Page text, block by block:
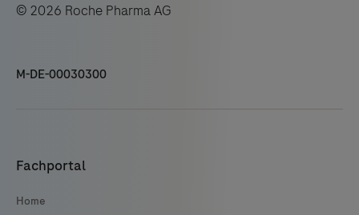
© 2026 Roche Pharma AG
M-DE-00030300
Fachportal
Home